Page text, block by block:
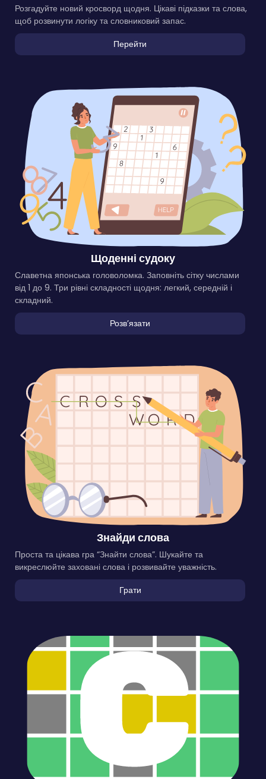
Розгадуйте новий кросворд щодня. Цікаві підказки та слова,
щоб розвинути логіку та словниковий запас.
Перейти
Щоденні судоку
Славетна японська головоломка. Заповніть сітку числами
від 1 до 9. Три рівні складності щодня: легкий, середній і
складний.
Розвʼязати
Знайди слова
Проста та цікава гра “Знайти слова”. Шукайте та
викреслюйте заховані слова і розвивайте уважність.
Грати